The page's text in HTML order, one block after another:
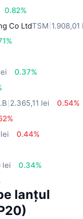
0.82%
Co LtdTSM 1.908,01
0.37%
2.365,11 lei
0.54%
0.44%
lei
0.34%
lanțul